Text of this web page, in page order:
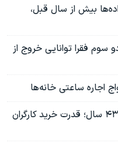
بیش از سال قبل،
فقرا توانایی خروج از
اجاره ساعتی خانه‌ها
عقب‌ماندگی دستمزد از نرخ تورم طی ۴۳ سال؛ قدرت خرید کارگران